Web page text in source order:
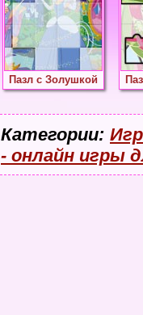
Пазл с Золушкой
Категории:
- онлайн игры